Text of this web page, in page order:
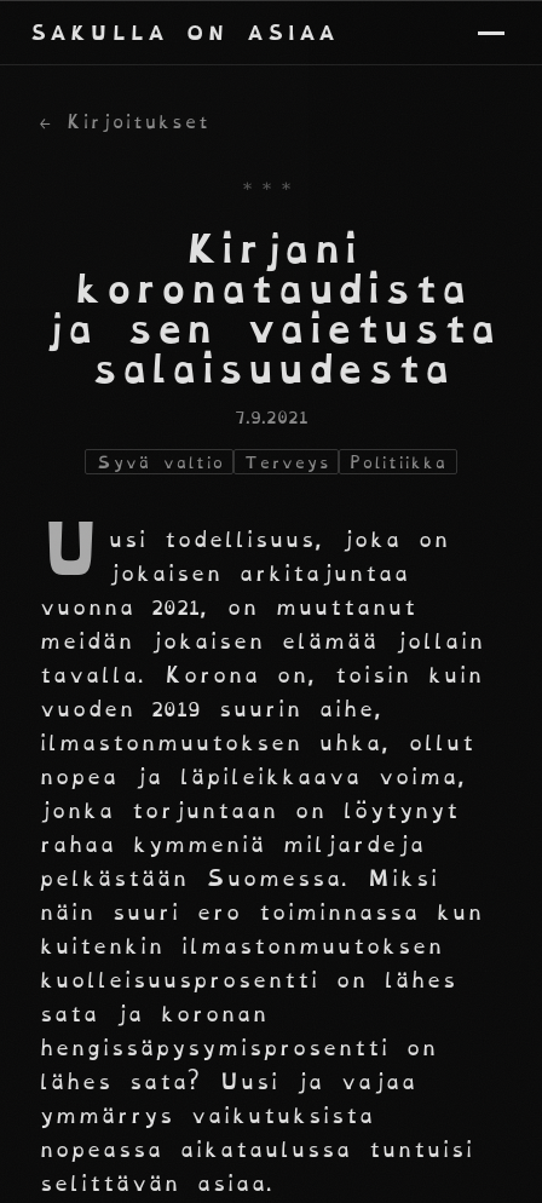
SAKULLA ON ASIAA
← Kirjoitukset
***
Kirjani
koronataudista
ja sen vaietusta
salaisuudesta
7.9.2021
Syvä valtio Terveys Politiikka
U usi todellisuus, joka on
jokaisen arkitajuntaa
vuonna 2021, on muuttanut
meidän jokaisen elämää jollain
tavalla. Korona on, toisin kuin
vuoden 2019 suurin aihe,
ilmastonmuutoksen uhka, ollut
nopea ja läpileikkaava voima,
jonka torjuntaan on löytynyt
rahaa kymmeniä miljardeja
pelkästään Suomessa. Miksi
näin suuri ero toiminnassa kun
kuitenkin ilmastonmuutoksen
kuolleisuusprosentti on lähes
sata ja koronan
hengissäpysymisprosentti on
lähes sata? Uusi ja vajaa
ymmärrys vaikutuksista
nopeassa aikataulussa tuntuisi
selittävän asiaa.